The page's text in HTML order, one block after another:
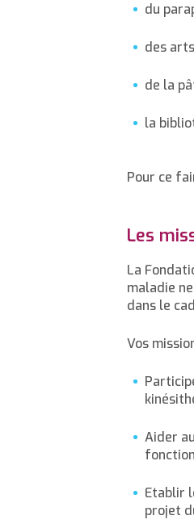
du
des
de la
la
Pour ce
Les
La
maladie
dans le
Vos
Aider
Etablir
projet